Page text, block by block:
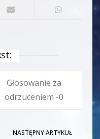
0
NASTĘPNY ARTYKUŁ